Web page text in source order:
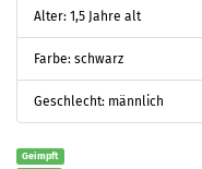
Alter: 1,5 Jahre alt
Farbe: schwarz
Geschlecht: männlich
Geimpft